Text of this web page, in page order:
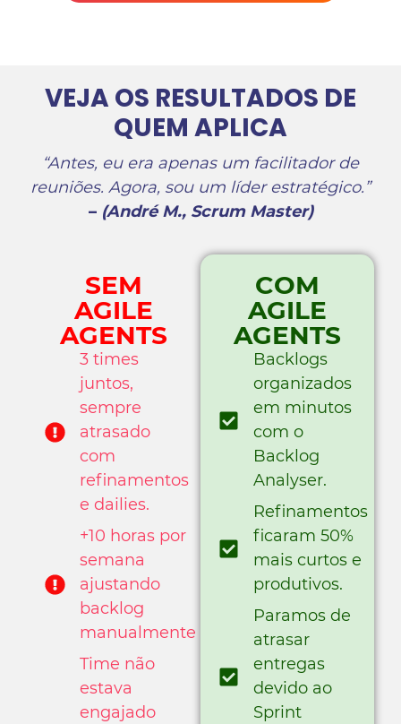
VEJA OS RESULTADOS DE
QUEM APLICA
“Antes, eu era apenas um facilitador de
reuniões. Agora, sou um líder estratégico.”
– (André M., Scrum Master)
SEM
AGILE
AGENTS
3 times
juntos,
sempre
atrasado
com
refinamentos
e dailies.
+10 horas por
semana
ajustando
backlog
manualmente
Time não
estava
engajado
COM
AGILE
AGENTS
Backlogs
organizados
em minutos
com o
Backlog
Analyser.
Refinamentos
ficaram 50%
mais curtos e
produtivos.
Paramos de
atrasar
entregas
devido ao
Sprint